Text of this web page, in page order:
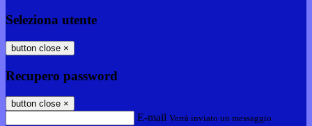
Seleziona utente
button close ×
Recupero password
button close ×
E-mail Verrà inviato un messaggio